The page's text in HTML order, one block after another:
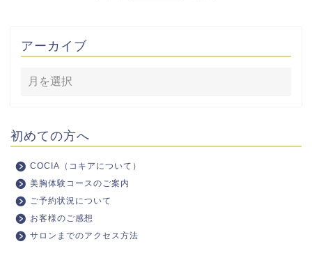
アーカイブ
初めての方へ
COCIA（コキアについて）
美胸体験コースのご案内
ご予約状況について
お客様のご感想
サロンまでのアクセス方法